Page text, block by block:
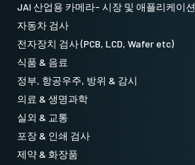
JAI 산업용 카메라- 시장 및 애플리케이션
자동차 검사
전자장치 검사 (PCB, LCD, Wafer etc)
식품 & 음료
정부, 항공우주, 방위 & 감시
의료 & 생명과학
실외 & 교통
포장 & 인쇄 검사
제약 & 화장품